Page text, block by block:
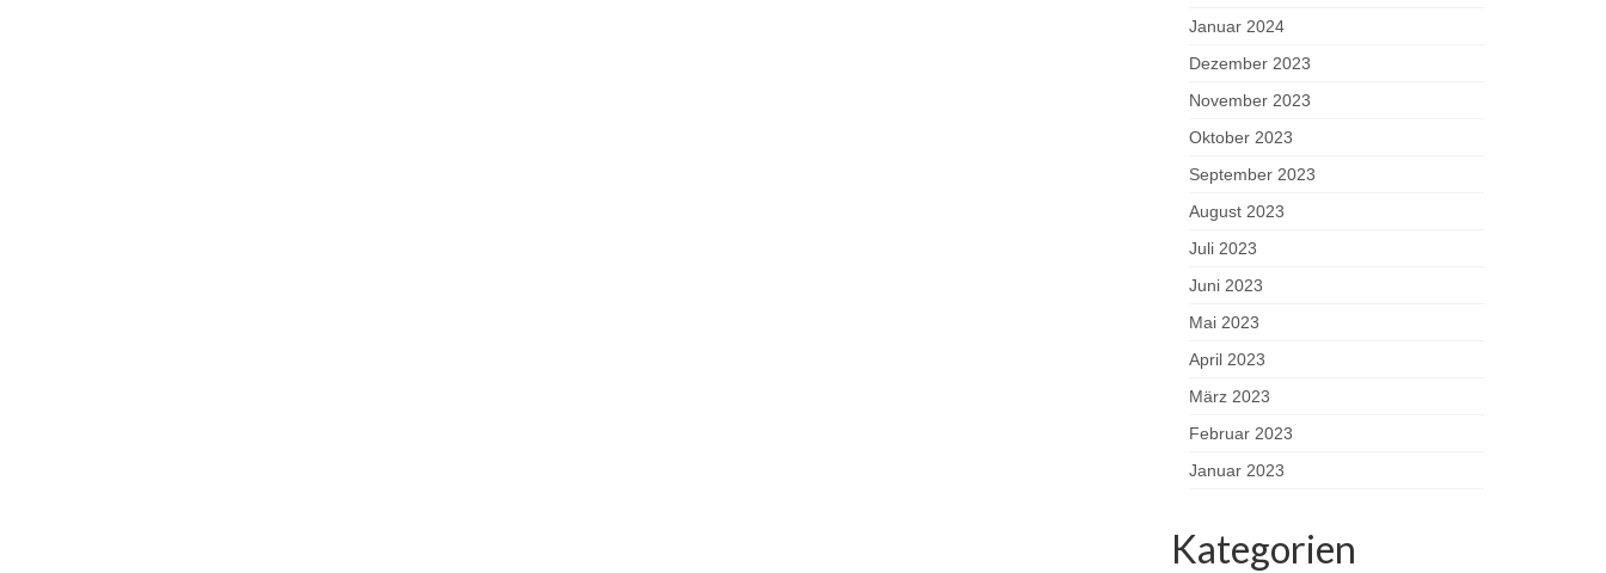
Januar 2024
Dezember 2023
November 2023
Oktober 2023
September 2023
August 2023
Juli 2023
Juni 2023
Mai 2023
April 2023
März 2023
Februar 2023
Januar 2023
Kategorien